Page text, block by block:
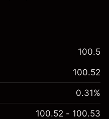
100.5
100.52
0.31%
100.52 - 100.53